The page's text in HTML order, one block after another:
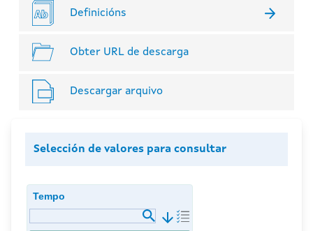
Definicións
Obter URL de descarga
Descargar arquivo
Selección de valores para consultar
Tempo
arrow_downward